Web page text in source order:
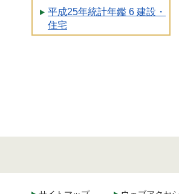
平成25年統計年鑑 6 建設・
住宅